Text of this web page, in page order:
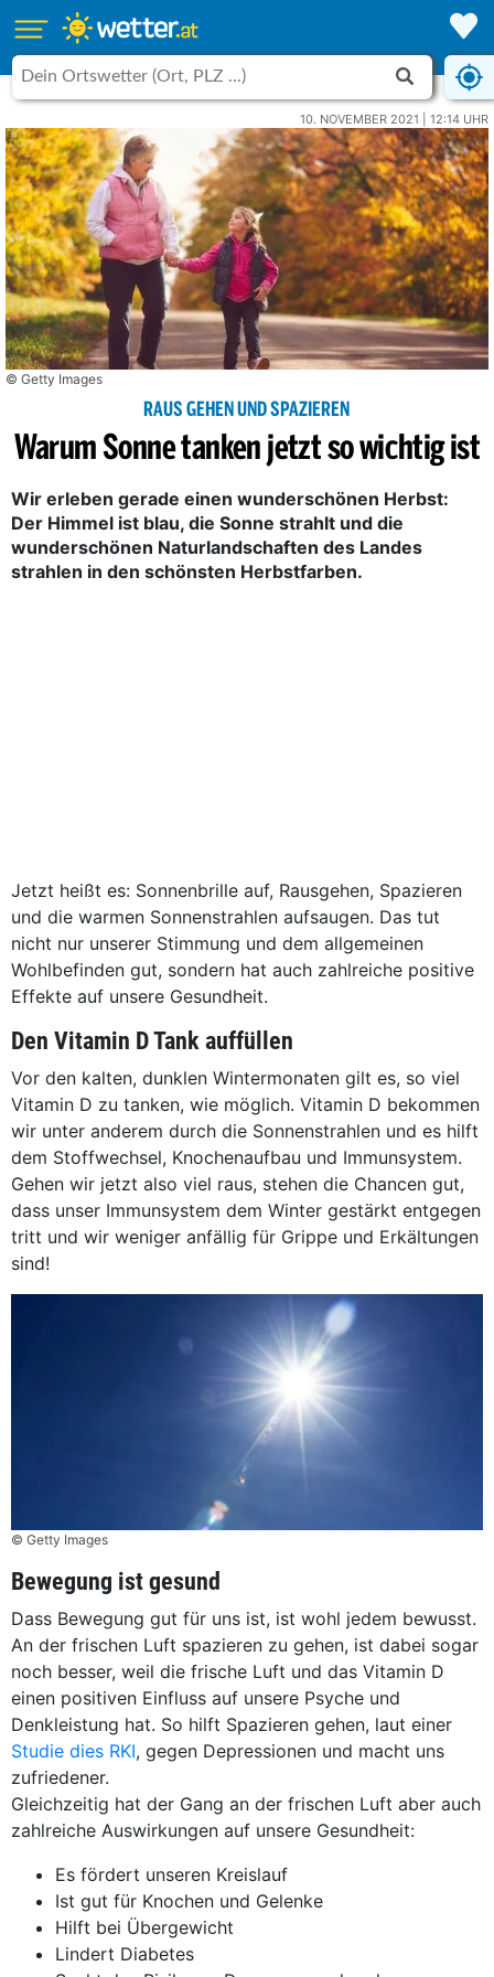
10. NOVEMBER 2021 | 12:14 UHR
© Getty Images
RAUS GEHEN UND SPAZIEREN
Warum Sonne tanken jetzt so wichtig ist
Wir erleben gerade einen wunderschönen Herbst:
Der Himmel ist blau, die Sonne strahlt und die
wunderschönen Naturlandschaften des Landes
strahlen in den schönsten Herbstfarben.
Jetzt heißt es: Sonnenbrille auf, Rausgehen, Spazieren
und die warmen Sonnenstrahlen aufsaugen. Das tut
nicht nur unserer Stimmung und dem allgemeinen
Wohlbefinden gut, sondern hat auch zahlreiche positive
Effekte auf unsere Gesundheit.
Den Vitamin D Tank auffüllen
Vor den kalten, dunklen Wintermonaten gilt es, so viel
Vitamin D zu tanken, wie möglich. Vitamin D bekommen
wir unter anderem durch die Sonnenstrahlen und es hilft
dem Stoffwechsel, Knochenaufbau und Immunsystem.
Gehen wir jetzt also viel raus, stehen die Chancen gut,
dass unser Immunsystem dem Winter gestärkt entgegen
tritt und wir weniger anfällig für Grippe und Erkältungen
sind!
© Getty Images
Bewegung ist gesund
Dass Bewegung gut für uns ist, ist wohl jedem bewusst.
An der frischen Luft spazieren zu gehen, ist dabei sogar
noch besser, weil die frische Luft und das Vitamin D
einen positiven Einfluss auf unsere Psyche und
Denkleistung hat. So hilft Spazieren gehen, laut einer
Studie dies RKI, gegen Depressionen und macht uns
zufriedener.
Gleichzeitig hat der Gang an der frischen Luft aber auch
zahlreiche Auswirkungen auf unsere Gesundheit:
Es fördert unseren Kreislauf
Ist gut für Knochen und Gelenke
Hilft bei Übergewicht
Lindert Diabetes